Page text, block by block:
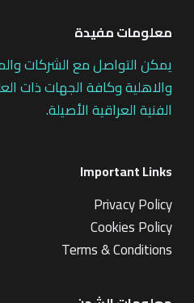
معلومات مفيدة
يمكن التواصل مع الشركات
والاهلية وكافة الجهات ذات
الفنية العراقية الأصيلة.
Important Links
Privacy Policy
Cookies Policy
Terms & Conditions